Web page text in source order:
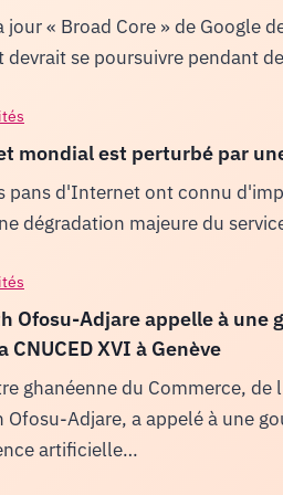
jour « Broad Core » de Google
devrait se poursuivre pendant
mondial est perturbé par
pans d'Internet ont connu
dégradation majeure du
Ofosu-Adjare appelle à
CNUCED XVI à Genève
ghanéenne du Commerce,
Ofosu-Adjare, a appelé à une
artificielle…